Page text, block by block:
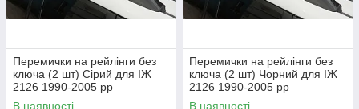
Перемички на рейлінги без
ключа (2 шт) Сірий для ІЖ
2126 1990-2005 рр
В наявності
Перемички на рейлінги без
ключа (2 шт) Чорний для ІЖ
2126 1990-2005 рр
В наявності